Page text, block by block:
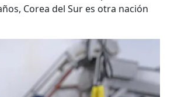
Corea del Sur es otra nación